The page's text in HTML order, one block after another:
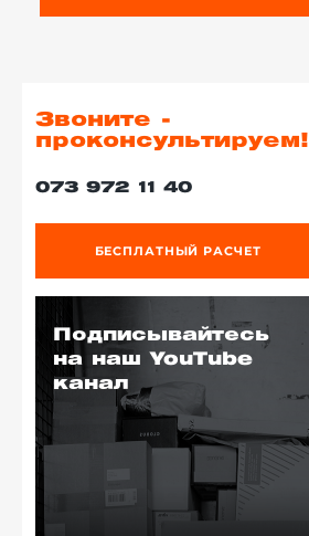
Звоните -
проконсультируем!
073 972 11 40
БЕСПЛАТНЫЙ РАСЧЕТ
Подписывайтесь
на наш YouTube
канал